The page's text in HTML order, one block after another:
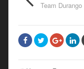
Team Durango